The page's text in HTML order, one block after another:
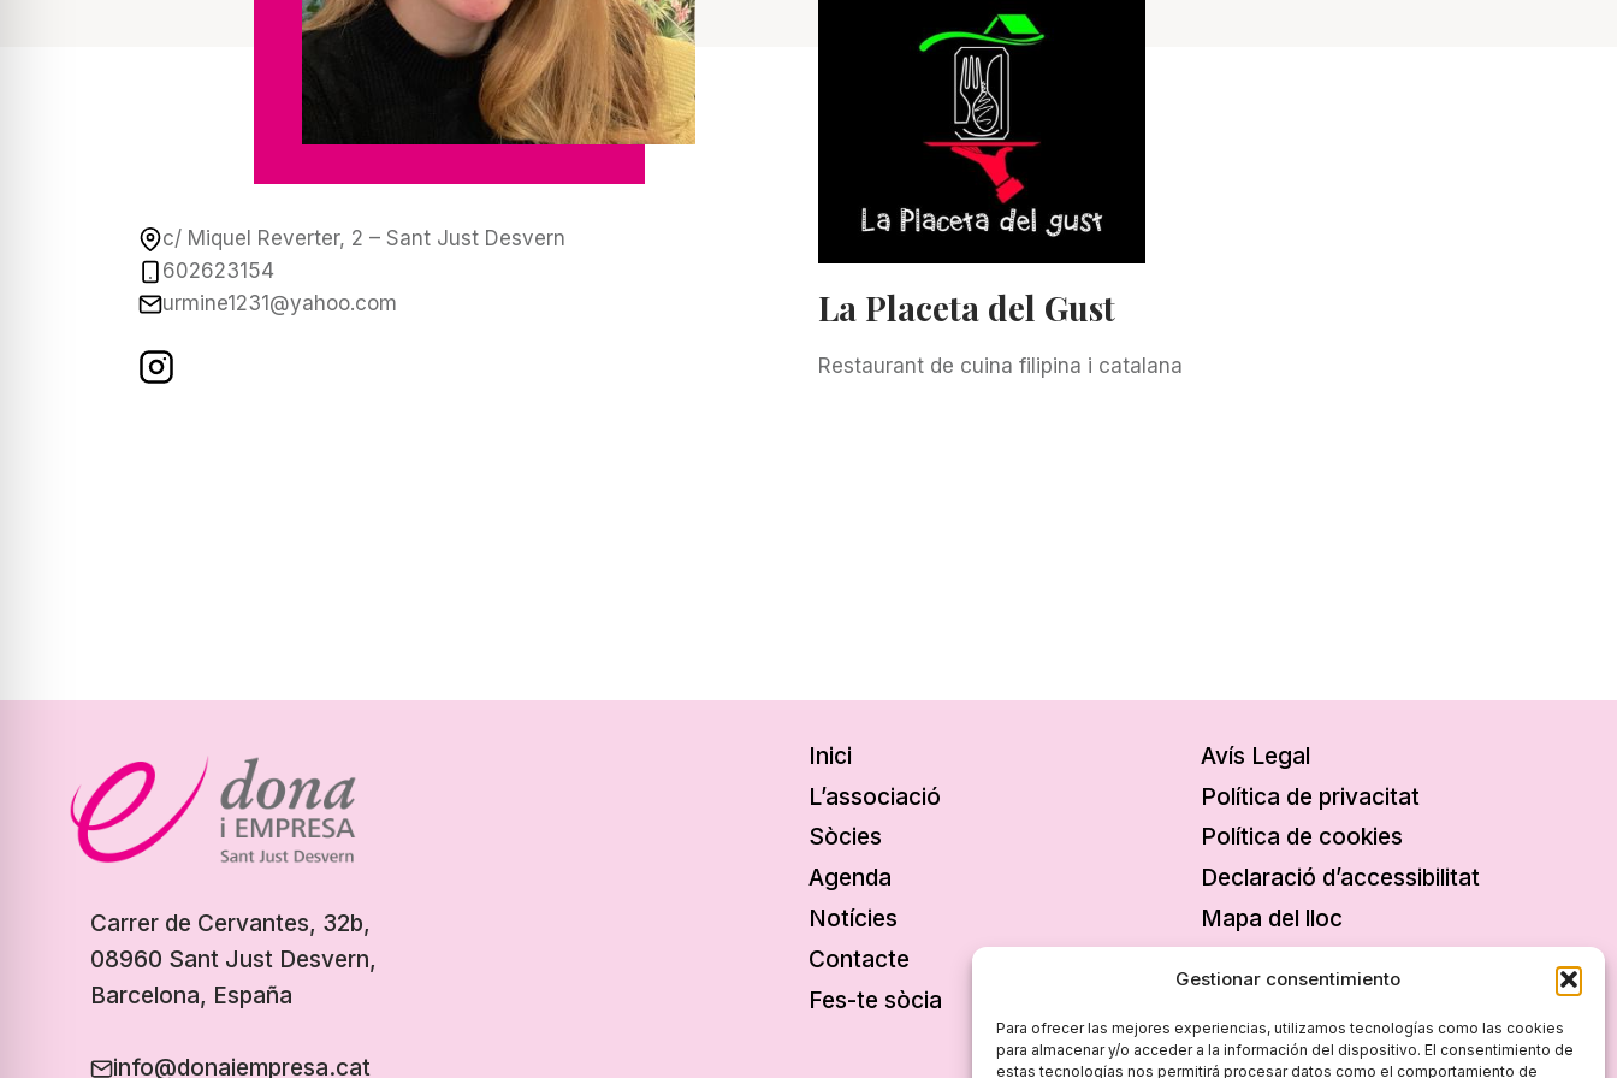
Gestionar consentimiento
Para ofrecer las mejores experiencias, utilizamos tecnologías como las cookies
para almacenar y/o acceder a la información del dispositivo. El consentimiento de
estas tecnologías nos permitirá procesar datos como el comportamiento de
c/ Miquel Reverter, 2 – Sant Just Desvern
602623154
urmine1231@yahoo.com
La Placeta del Gust
Restaurant de cuina filipina i catalana
Carrer de Cervantes, 32b,
08960 Sant Just Desvern,
Barcelona, España
info@donaiempresa.cat
Inici
L’associació
Sòcies
Agenda
Notícies
Contacte
Fes-te sòcia
Avís Legal
Política de privacitat
Política de cookies
Declaració d’accessibilitat
Mapa del lloc